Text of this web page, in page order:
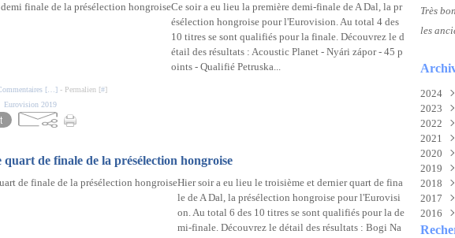
Ce soir a eu lieu la première demi-finale de A Dal, la pr
ésélection hongroise pour l'Eurovision. Au total 4 des
10 titres se sont qualifiés pour la finale. Découvrez le d
étail des résultats : Acoustic Planet - Nyári zápor - 45 p
oints - Qualifié Petruska...
[ ] - Permalien [#]
Eurovision 2019
quart de finale de la présélection hongroise
Hier soir a eu lieu le troisième et dernier quart de fina
le de A Dal, la présélection hongroise pour l'Eurovisi
on. Au total 6 des 10 titres se sont qualifiés pour la de
mi-finale. Découvrez le détail des résultats : Bogi Na
Très
les
2024
Août
Juin
Mai
2023
2022
Mai
Mars
2021
Août
2020
Mai
2019
2018
2017
2016